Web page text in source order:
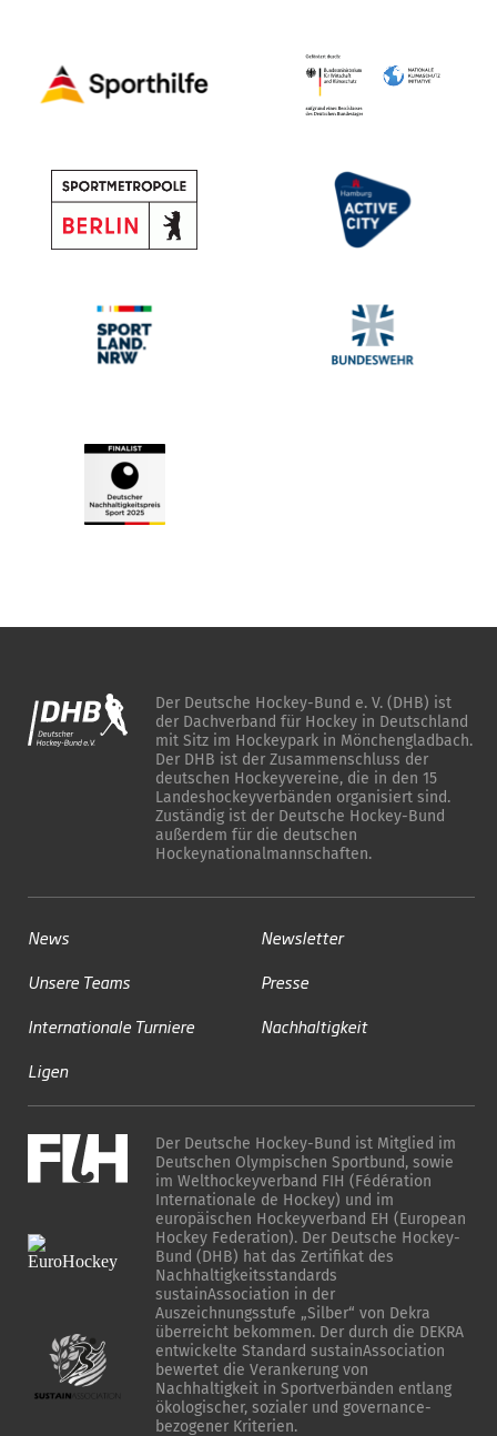
Der Deutsche Hockey-Bund e. V. (DHB) ist
der Dachverband für Hockey in Deutschland
mit Sitz im Hockeypark in Mönchengladbach.
Der DHB ist der Zusammenschluss der
deutschen Hockeyvereine, die in den 15
Landeshockeyverbänden organisiert sind.
Zuständig ist der Deutsche Hockey-Bund
außerdem für die deutschen
Hockeynationalmannschaften.
News
Unsere Teams
Internationale Turniere
Ligen
Newsletter
Presse
Nachhaltigkeit
Der Deutsche Hockey-Bund ist Mitglied im
Deutschen Olympischen Sportbund, sowie
im Welthockeyverband FIH (Fédération
Internationale de Hockey) und im
europäischen Hockeyverband EH (European
Hockey Federation). Der Deutsche Hockey-
Bund (DHB) hat das Zertifikat des
Nachhaltigkeitsstandards
sustainAssociation in der
Auszeichnungsstufe „Silber“ von Dekra
überreicht bekommen. Der durch die DEKRA
entwickelte Standard sustainAssociation
bewertet die Verankerung von
Nachhaltigkeit in Sportverbänden entlang
ökologischer, sozialer und governance-
bezogener Kriterien.